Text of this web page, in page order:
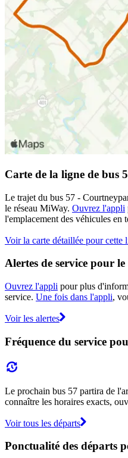
Carte de la ligne de bus
Le trajet du bus 57 -
le réseau MiWay. Ouvrez l'appli
l'emplacement des véhicules en
Voir la carte détaillée pour cette
Alertes de service pour
Ouvrez l'appli pour plus
service. Une fois dans l'appli,
Voir les alertes
Fréquence du service
Le prochain bus 57 partira de
connaître les horaires exacts,
Voir tous les départs
Ponctualité des départs